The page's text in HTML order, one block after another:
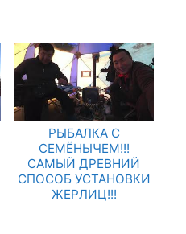
РЫБАЛКА С
СЕМЁНЫЧЕМ!!!
САМЫЙ ДРЕВНИЙ
СПОСОБ УСТАНОВКИ
ЖЕРЛИЦ!!!